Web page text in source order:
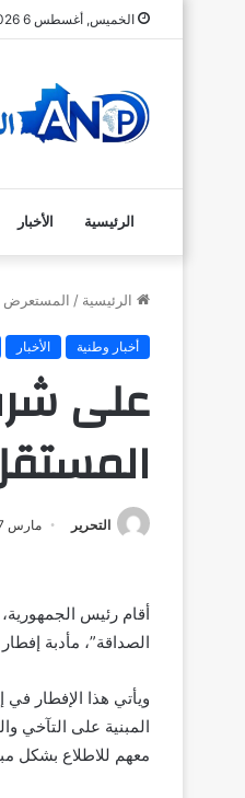
الخميس, أغسطس 6 2026
الرئيسية الأخبار
الرئيسية / المستعرض
أخبار وطنية الأخبار
على
التحرير مارس 17, 2025
أقام رئيس
الصداقة”، مأدبة
ويأتي هذا الإفطار
المبنية على التآخي
معهم للاطلاع بشكل